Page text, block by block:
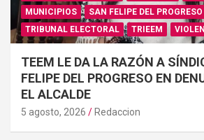
MUNICIPIOS
SAN FELIPE DEL PROGRESO
TRIBUNAL ELECTORAL
TRIEEM
TEEM LE DA LA RAZÓN A
FELIPE DEL PROGRESO EN
EL ALCALDE
5 agosto, 2026 Redaccion